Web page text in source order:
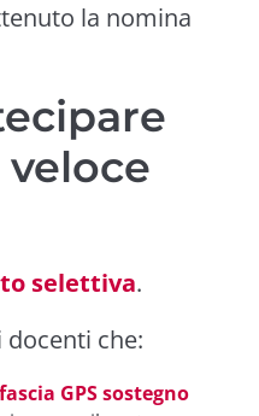
la nomina
selettiva.
docenti che:
GPS sostegno